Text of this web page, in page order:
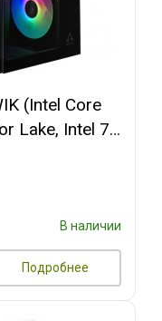
(Intel Core
Lake, Intel 7,
ОЗУ (2
В наличии
Подробнее